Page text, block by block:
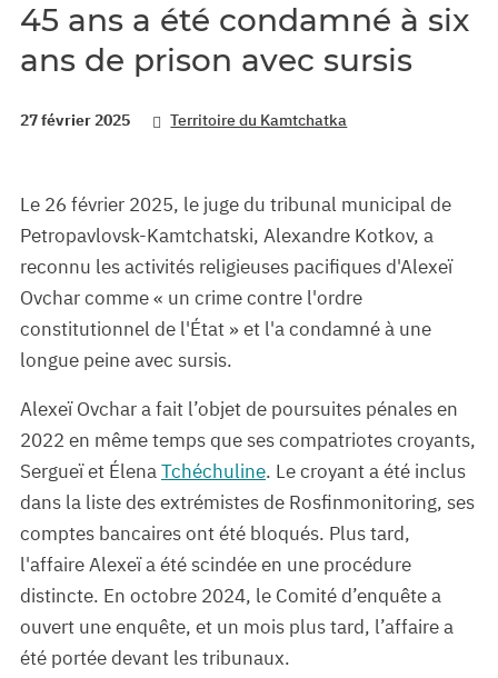
45 ans a été condamné à six
ans de prison avec sursis
27 février 2025 Territoire du Kamtchatka
Le 26 février 2025, le juge du tribunal municipal de
Petropavlovsk-Kamtchatski, Alexandre Kotkov, a
reconnu les activités religieuses pacifiques d'Alexeï
Ovchar comme « un crime contre l'ordre
constitutionnel de l'État » et l'a condamné à une
longue peine avec sursis.
Alexeï Ovchar a fait l’objet de poursuites pénales en
2022 en même temps que ses compatriotes croyants,
Sergueï et ÉlenaTchéchuline. Le croyant a été inclus
dans la liste des extrémistes de Rosfinmonitoring, ses
comptes bancaires ont été bloqués. Plus tard,
l'affaire Alexeï a été scindée en une procédure
distincte. En octobre 2024, le Comité d’enquête a
ouvert une enquête, et un mois plus tard, l’affaire a
été portée devant les tribunaux.